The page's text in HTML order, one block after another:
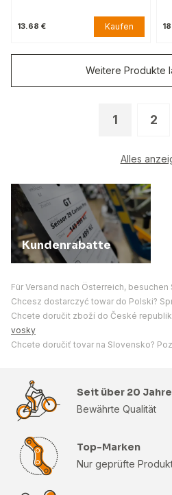
13.68 € Kaufen
1 2
Alles
Weitere Produkte
Kundenrabatte
Für Versand nach Österreich, besuchen
Chcesz dostarczyć towar do Polski?
Chcete doručit zboží do České
vosky
Chcete doručiť tovar na Slovensko?
Seit über 20
Bewährte Qualität
Top-Marken
Nur geprüfte